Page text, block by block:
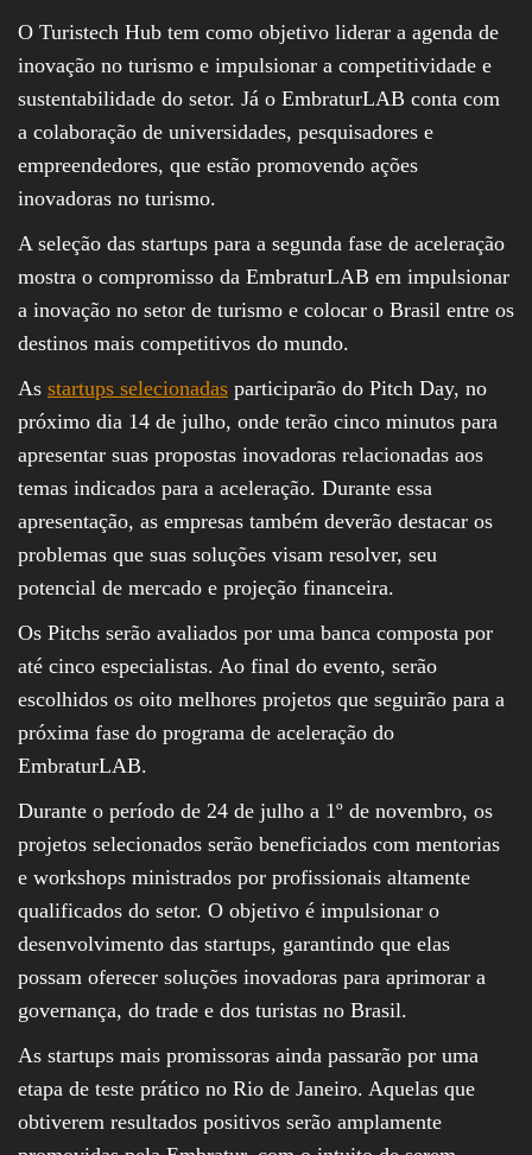
O Turistech Hub tem como objetivo liderar a agenda de
inovação no turismo e impulsionar a competitividade e
sustentabilidade do setor. Já o EmbraturLAB conta com
a colaboração de universidades, pesquisadores e
empreendedores, que estão promovendo ações
inovadoras no turismo.
A seleção das startups para a segunda fase de aceleração
mostra o compromisso da EmbraturLAB em impulsionar
a inovação no setor de turismo e colocar o Brasil entre os
destinos mais competitivos do mundo.
As startups selecionadas participarão do Pitch Day, no
próximo dia 14 de julho, onde terão cinco minutos para
apresentar suas propostas inovadoras relacionadas aos
temas indicados para a aceleração. Durante essa
apresentação, as empresas também deverão destacar os
problemas que suas soluções visam resolver, seu
potencial de mercado e projeção financeira.
Os Pitchs serão avaliados por uma banca composta por
até cinco especialistas. Ao final do evento, serão
escolhidos os oito melhores projetos que seguirão para a
próxima fase do programa de aceleração do
EmbraturLAB.
Durante o período de 24 de julho a 1º de novembro, os
projetos selecionados serão beneficiados com mentorias
e workshops ministrados por profissionais altamente
qualificados do setor. O objetivo é impulsionar o
desenvolvimento das startups, garantindo que elas
possam oferecer soluções inovadoras para aprimorar a
governança, do trade e dos turistas no Brasil.
As startups mais promissoras ainda passarão por uma
etapa de teste prático no Rio de Janeiro. Aquelas que
obtiverem resultados positivos serão amplamente